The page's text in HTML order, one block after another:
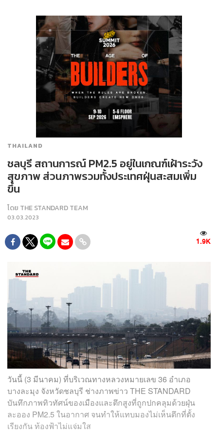
THAILAND
ชลบุรี สถานการณ์ PM2.5 อยู่ในเกณฑ์เฝ้าระวัง
สุขภาพ ส่วนภาพรวมทั้งประเทศฝุ่นสะสมเพิ่ม
ขึ้น
โดย THE STANDARD TEAM
03.03.2023
1.9K
วันนี้ (3 มีนาคม) ที่บริเวณทางหลวงหมายเลข 36 อำเภอ
บางละมุง จังหวัดชลบุรี ช่างภาพข่าว THE STANDARD
บันทึกภาพทิวทัศน์ของเมืองและตึกสูงที่ถูกปกคลุมด้วยฝุ่น
ละออง PM2.5 ในอากาศ จนทำให้แทบมองไม่เห็นตึกที่ตั้ง
เรียงกัน ท้องฟ้าไม่แจ่มใส